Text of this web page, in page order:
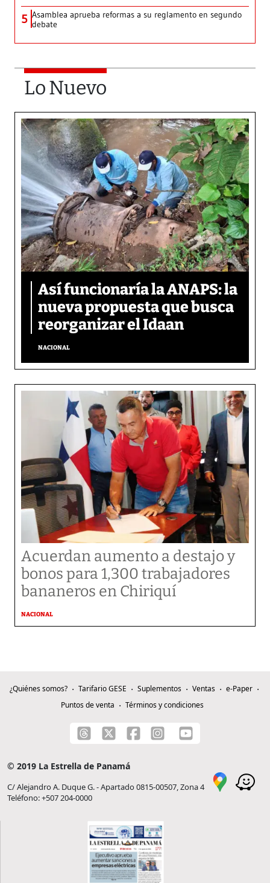
5 Asamblea aprueba reformas a su reglamento en segundo
debate
Lo Nuevo
Así funcionaría la ANAPS: la
nueva propuesta que busca
reorganizar el Idaan
NACIONAL
Acuerdan aumento a destajo y
bonos para 1,300 trabajadores
bananeros en Chiriquí
NACIONAL
¿Quiénes somos? Tarifario GESE Suplementos Ventas
e-Paper
Puntos de venta
Términos y condiciones
© 2019 La Estrella de Panamá
C/ Alejandro A. Duque G. - Apartado 0815-00507, Zona 4
Teléfono: +507 204-0000